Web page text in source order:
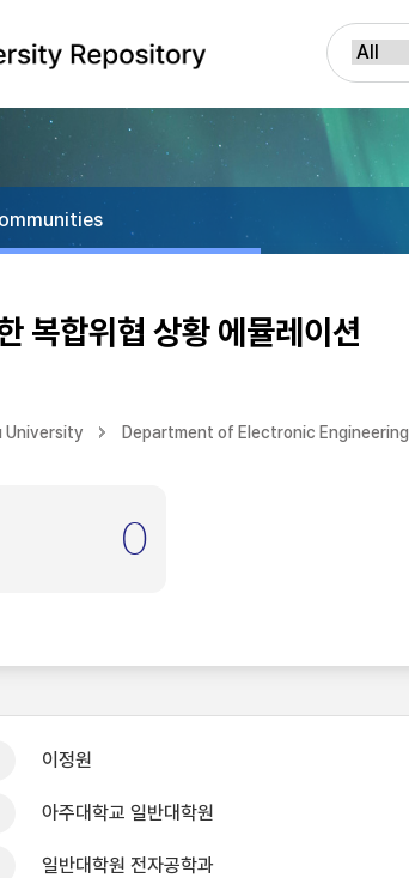
복합위협 상황 에뮬레이션
University Department of Electronic Engineering
0
이정원
아주대학교 일반대학원
일반대학원 전자공학과